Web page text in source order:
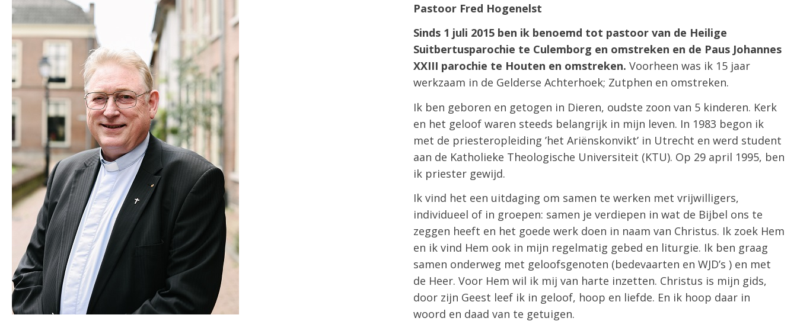
Pastoor Fred Hogenelst
Sinds 1 juli 2015 ben ik benoemd tot pastoor van de Heilige
Suitbertusparochie te Culemborg en omstreken en de Paus Johannes
XXIII parochie te Houten en omstreken. Voorheen was ik 15 jaar
werkzaam in de Gelderse Achterhoek; Zutphen en omstreken.
Ik ben geboren en getogen in Dieren, oudste zoon van 5 kinderen. Kerk
en het geloof waren steeds belangrijk in mijn leven. In 1983 begon ik
met de priesteropleiding ’het Ariënskonvikt’ in Utrecht en werd student
aan de Katholieke Theologische Universiteit (KTU). Op 29 april 1995, ben
ik priester gewijd.
Ik vind het een uitdaging om samen te werken met vrijwilligers,
individueel of in groepen: samen je verdiepen in wat de Bijbel ons te
zeggen heeft en het goede werk doen in naam van Christus. Ik zoek Hem
en ik vind Hem ook in mijn regelmatig gebed en liturgie. Ik ben graag
samen onderweg met geloofsgenoten (bedevaarten en WJD’s ) en met
de Heer. Voor Hem wil ik mij van harte inzetten. Christus is mijn gids,
door zijn Geest leef ik in geloof, hoop en liefde. En ik hoop daar in
woord en daad van te getuigen.